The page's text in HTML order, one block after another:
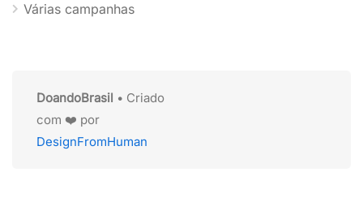
Várias campanhas
DoandoBrasil • Criado
com ❤️ por
DesignFromHuman